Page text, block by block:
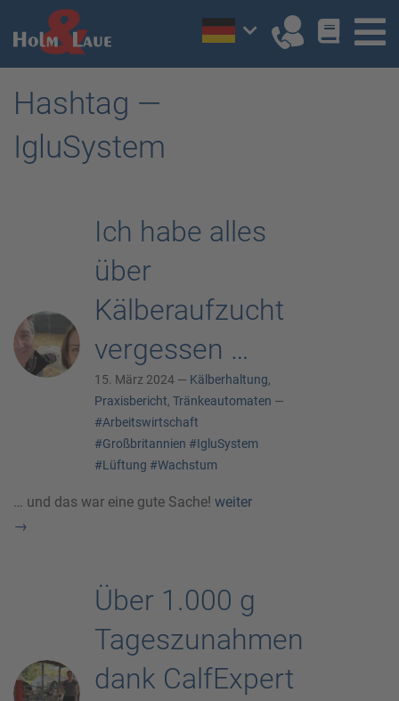
Hashtag —
IgluSystem
Ich habe alles
über
Kälberaufzucht
vergessen …
15. März 2024 — Kälberhaltung,
Praxisbericht, Tränkeautomaten —
#Arbeitswirtschaft
#Großbritannien #IgluSystem
#Lüftung #Wachstum
… und das war eine gute Sache! weiter
→
Über 1.000 g
Tageszunahmen
dank CalfExpert